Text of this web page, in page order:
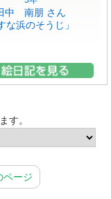
中 南朋 さん
な浜のそうじ」
す。
ページ